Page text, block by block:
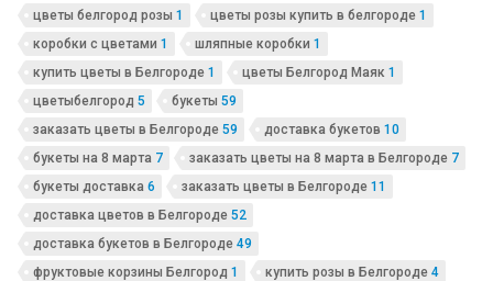
цветы белгород розы 1 цветы розы купить в белгороде 1
коробки с цветами 1 шляпные коробки 1
купить цветы в Белгороде 1 цветы Белгород Маяк 1
цветыбелгород 5 букеты 59
заказать цветы в Белгороде 59 доставка букетов 10
букеты на 8 марта 7 заказать цветы на 8 марта в Белгороде 7
букеты доставка 6 заказать цветы в Белгороде 11
доставка цветов в Белгороде 52
доставка букетов в Белгороде 49
фруктовые корзины Белгород 1 купить розы в Белгороде 4